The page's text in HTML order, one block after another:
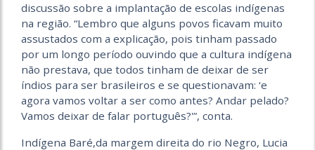
discussão sobre a implantação de escolas indígenas
na região. “Lembro que alguns povos ficavam muito
assustados com a explicação, pois tinham passado
por um longo período ouvindo que a cultura indígena
não prestava, que todos tinham de deixar de ser
índios para ser brasileiros e se questionavam: ‘e
agora vamos voltar a ser como antes? Andar pelado?
Vamos deixar de falar português?'”, conta.
Indígena Baré,da margem direita do rio Negro, Lucia